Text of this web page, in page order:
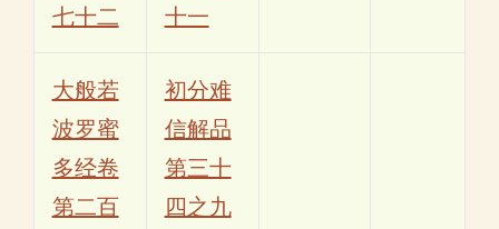
七十二
十一
大般若
波罗蜜
多经卷
第二百
初分难
信解品
第三十
四之九